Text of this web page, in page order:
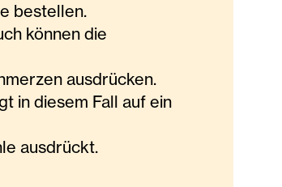
bestellen.
können die
ausdrücken.
in diesem Fall auf ein
ausdrückt.